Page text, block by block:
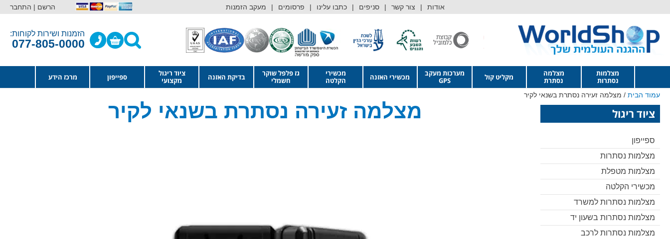
אודות צור קשר סניפים כתבו עלינו פרסומים מעקב הזמנות הרשם | התחבר
הזמנות ושירות לקוחות:
077-805-0000
מצלמות
נסתרות
מצלמה
נסתרת
מקליט קול
מערכות מעקב
GPS
מכשירי האזנה
מכשירי
הקלטה
גז פלפל שוקר
חשמלי
בדיקת האזנה
ציוד ריגול
מקצועי
ספייפון מרכז הידע
עמוד הבית / מצלמה זעירה נסתרת בשנאי לקיר
מצלמה זעירה נסתרת בשנאי לקיר ציוד ריגול
ספייפון
מצלמות נסתרות
מצלמות מטפלת
מכשירי הקלטה
מצלמות נסתרות למשרד
מצלמות נסתרות בשעון יד
מצלמות נסתרות לרכב